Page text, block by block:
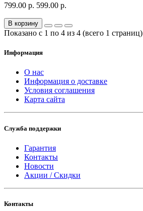
799.00 р. 599.00 р.
В корзину
Показано с 1 по 4 из 4 (всего 1 страниц)
Информация
О нас
Информация о доставке
Условия соглашения
Карта сайта
Служба поддержки
Гарантия
Контакты
Новости
Акции / Скидки
Контакты